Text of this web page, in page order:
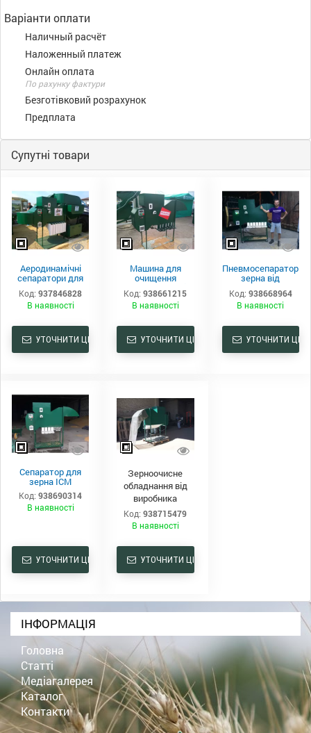
Варіанти оплати
Наличный расчёт
Наложенный платеж
Онлайн оплата
По рахунку фактури
Безготівковий розрахунок
Предплата
Супутні товари
Аеродинамічні
сепаратори для
очищення зерна
Код: 937846828
В наявності
УТОЧНИТИ ЦІНУ
Машина для
очищення
зернових мас від
виробника
Код: 938661215
В наявності
УТОЧНИТИ ЦІНУ
Пневмосепаратор
зерна від
виробника
Код: 938668964
В наявності
УТОЧНИТИ ЦІНУ
Сепаратор для
зерна ІСМ
Код: 938690314
В наявності
УТОЧНИТИ ЦІНУ
Зерноочисне
обладнання від
виробника
Код: 938715479
В наявності
УТОЧНИТИ ЦІНУ
ІНФОРМАЦІЯ
Головна
Статті
Медіагалерея
Каталог
Контакти